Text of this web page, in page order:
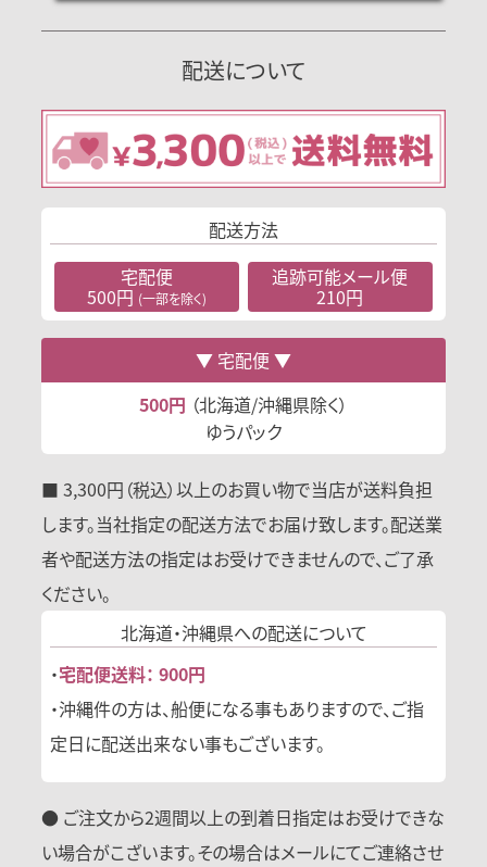
配送について
配送方法
宅配便
500円 (一部を除く)
追跡可能メール便
210円
宅配便
500円 （北海道/沖縄県除く）
ゆうパック
■ 3,300円（税込）以上のお買い物で当店が送料負担
します。当社指定の配送方法でお届け致します。配送業
者や配送方法の指定はお受けできませんので、ご了承
ください。
北海道・沖縄県への配送について
・宅配便送料： 900円
・沖縄件の方は、船便になる事もありますので、ご指
定日に配送出来ない事もございます。
● ご注文から2週間以上の到着日指定はお受けできな
い場合がこざいます。その場合はメールにてご連絡させ